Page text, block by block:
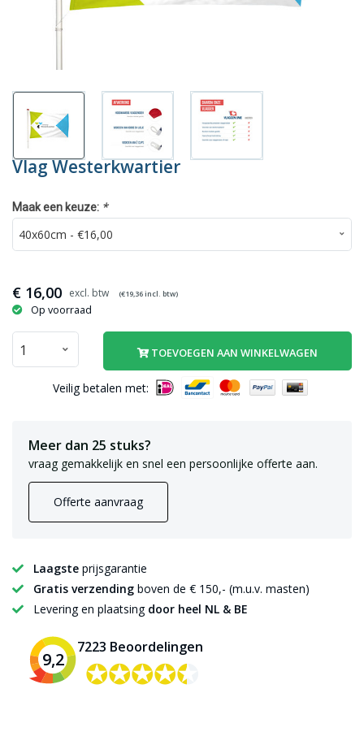
Vlag Westerkwartier
Maak een keuze: *
€ 16,00 (€19,36incl. btw)
Op voorraad
TOEVOEGEN AAN WINKELWAGEN
Veilig betalen met:
Meer dan 25 stuks?
vraag gemakkelijk en snel een persoonlijke offerte aan.
Offerte aanvraag
Laagste prijsgarantie
Gratis verzending boven de € 150,- (m.u.v. masten)
Levering en plaatsing door heel NL & BE
9,2
7223 Beoordelingen
✪✪✪✪✪
✪✪✪✪✪